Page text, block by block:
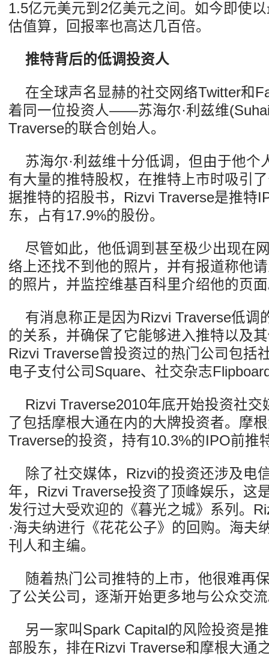
1.5亿元美元到2亿美元之间。如今即使
估值算，回报率也高达几百倍。
推特背后的低调投资人
在全球声名显赫的社交网络Twitter和
着同一位投资人——苏海尔·利兹维
Traverse的联合创始人。
苏海尔·利兹维十分低调，但由于他个
有大量的推特股权，在推特上市时吸引
据推特的招股书，Rizvi Traverse是推特
东，占有17.9%的股份。
尽管如此，他低调到甚至极少出现在
络上还找不到他的照片，并有报道称他
的照片，并监控维基百科里介绍他的页
有消息称正是因为Rizvi Traverse低调
的关系，并确保了它能够进入推特以及
Rizvi Traverse曾投资过的热门公司包括
电子支付公司Square、社交杂志
Rizvi Traverse2010年底开始投资社
了包括摩根大通在内的大牌投资者。摩
Traverse的投资，持有10.3%的IPO前推
除了社交媒体，Rizvi的投资还涉及电
年，Rizvi Traverse投资了顶峰娱乐，这
发行过大受欢迎的《暮光之城》系列。
·海夫纳进行《花花公子》的回购。海夫
刊人和主编。
随着热门公司推特的上市，他很难再
了公关公司，逐渐开始更多地与公众交
另一家叫Spark Capital的风险投资是
部股东，排在Rizvi Traverse和摩根大通